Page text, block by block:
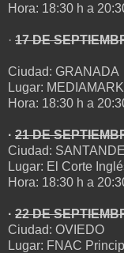
Hora: 18:30 h a
· 17 DE
Ciudad: GRANADA
Lugar:
Hora: 18:30 h a
· 21 DE
Ciudad:
Lugar: El Corte
Hora: 18:30 h a
· 22 DE
Ciudad: OVIEDO
Lugar: FNAC